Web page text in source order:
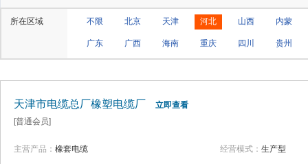
所在区域 不限 北京 天津 河北 山西 内蒙
广东 广西 海南 重庆 四川 贵州
天津市电缆总厂橡塑电缆厂
立即查看
[普通会员]
主营产品： 橡套电缆 经营模式： 生产型